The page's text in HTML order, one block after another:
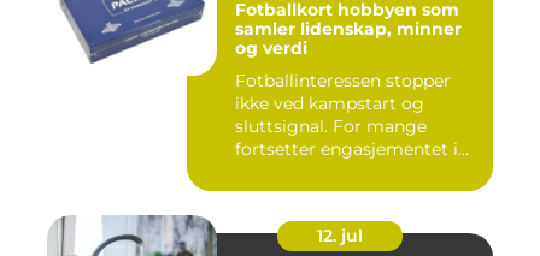
Fotballkort hobbyen som
samler lidenskap, minner
og verdi
Fotballinteressen stopper
ikke ved kampstart og
sluttsignal. For mange
fortsetter engasjementet i
12. jul